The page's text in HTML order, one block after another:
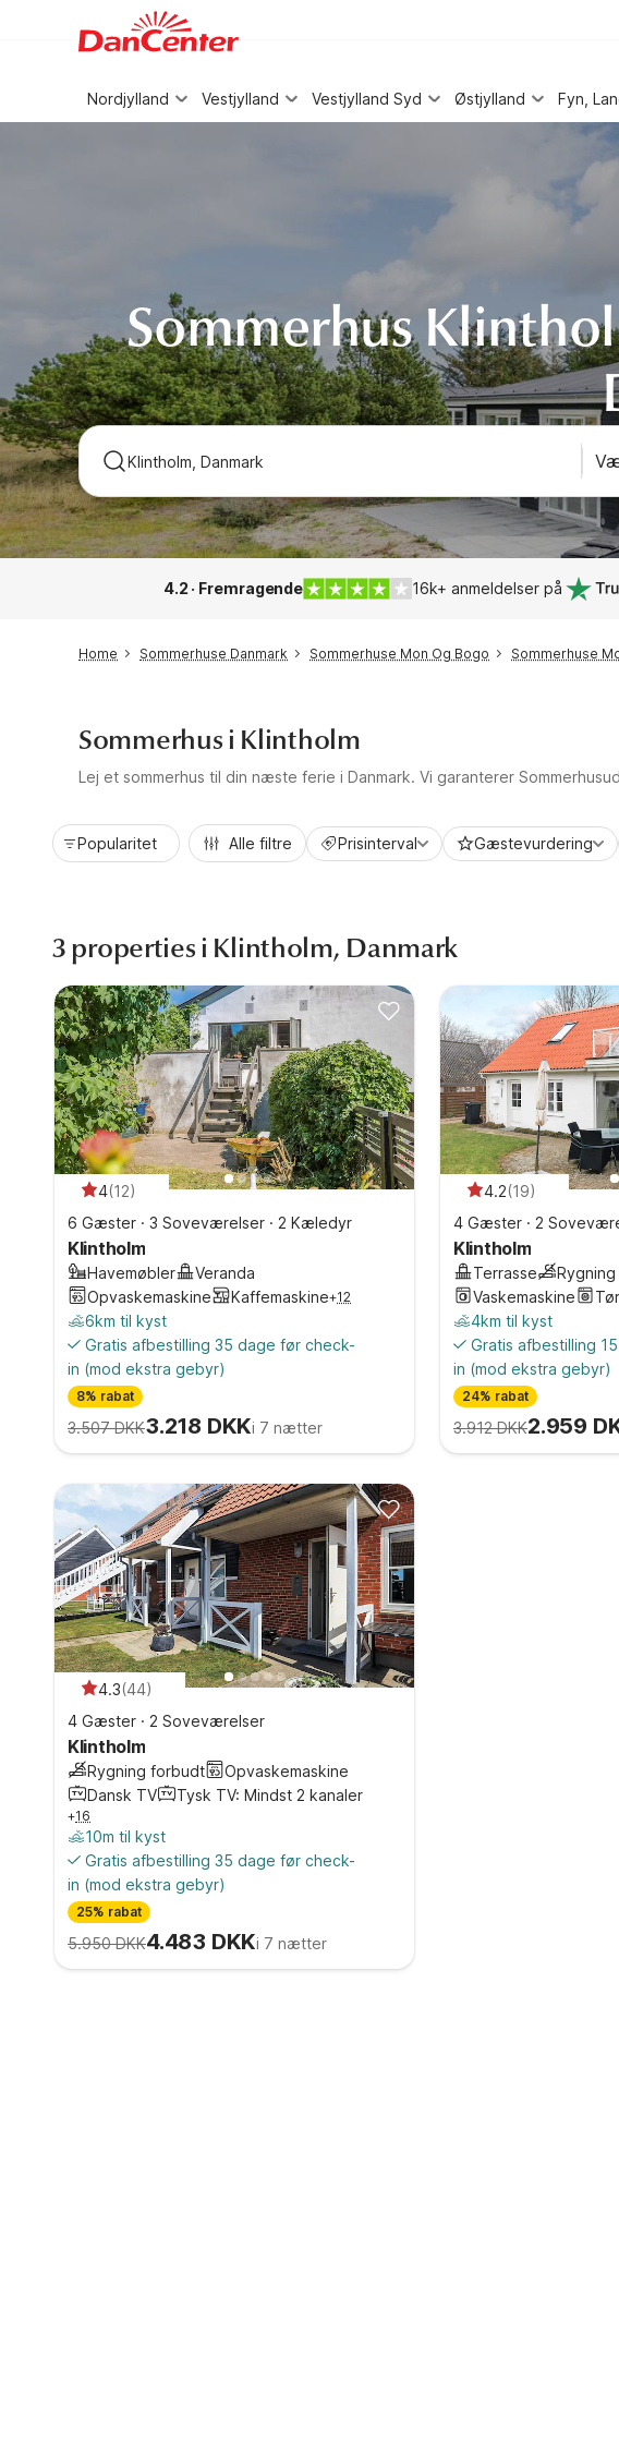
WIZARD MEMBER
Nordjylland Vestjylland Vestjylland Syd Østjylland Fyn,
Sommerhus
4.2 · Fremragende 16k+ anmeldelser på
Home Sommerhuse Danmark Sommerhuse Mon Og Bogo Sommerhuse
Sommerhus i Klintholm
Lej et sommerhus til din næste ferie i Danmark. Vi garanterer
Popularitet Alle filtre Prisinterval Gæstevurdering
3 properties i Klintholm, Danmark
4(12)
6 Gæster · 3 Soveværelser · 2 Kæledyr
Klintholm
Havemøbler
Veranda
Opvaskemaskine
Kaffemaskine+12
6km til kyst
Gratis afbestilling 35 dage før check-
in (mod ekstra gebyr)
8% rabat
3.507 DKK3.218 DKKi 7 nætter
4.2(19)
4 Gæster · 2
Klintholm
Terrasse
Vaskemaskine
4km til kyst
Gratis afbestilling
in (mod ekstra gebyr)
24% rabat
3.912 DKK2.959
4.3(44)
4 Gæster · 2 Soveværelser
Klintholm
Rygning forbudt
Opvaskemaskine
Dansk TV
Tysk TV: Mindst 2 kanaler
+16
10m til kyst
Gratis afbestilling 35 dage før check-
in (mod ekstra gebyr)
25% rabat
5.950 DKK4.483 DKKi 7 nætter